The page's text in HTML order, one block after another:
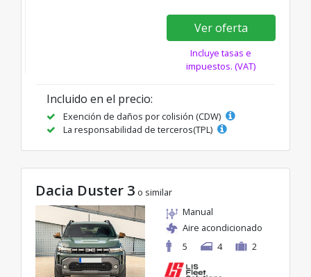
Ver oferta
Incluye tasas e
impuestos. (VAT)
Incluido en el precio:
Exención de daños por colisión (CDW)
La responsabilidad de terceros(TPL)
Dacia Duster 3 o similar
Manual
Aire acondicionado
5
4 2